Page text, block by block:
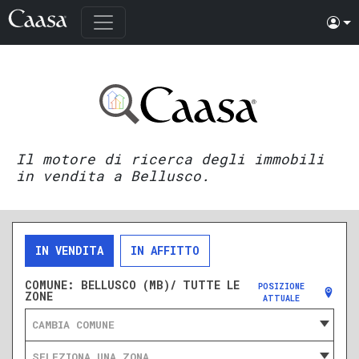
Il motore di ricerca degli immobili
in vendita a Bellusco.
IN VENDITA IN AFFITTO
COMUNE: BELLUSCO (MB)/ TUTTE LE
ZONE
POSIZIONE
ATTUALE
CAMBIA COMUNE